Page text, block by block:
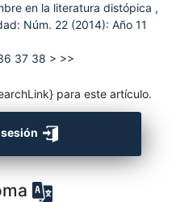
en la literatura distópica ,
Núm. 22 (2014): Año 11
37 38 > >>
para este artículo.